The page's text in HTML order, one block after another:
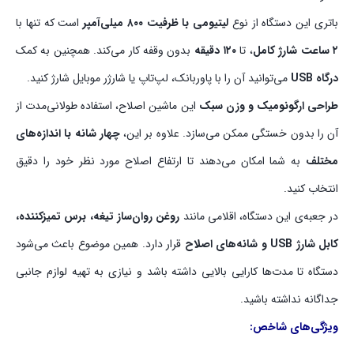
باتری این دستگاه از نوع لیتیومی با ظرفیت ۸۰۰ میلی‌آمپر
است که تنها با
۲ ساعت شارژ کامل
، تا۱۲۰ دقیقه
بدون وقفه کار می‌کند. همچنین به کمک
درگاه USB
می‌توانید آن را با پاوربانک، لپ‌تاپ یا شارژر موبایل شارژ کنید.
طراحی ارگونومیک و وزن سبک این ماشین اصلاح، استفاده طولانی‌مدت از
آن را بدون خستگی ممکن می‌سازد. علاوه بر این،چهار شانه با اندازه‌های
مختلف به شما امکان می‌دهند تا ارتفاع اصلاح مورد نظر خود را دقیق
انتخاب کنید.
در جعبه‌ی این دستگاه، اقلامی مانند روغن روان‌ساز تیغه، برس تمیزکننده،
کابل شارژ USB و شانه‌های اصلاح
قرار دارد. همین موضوع باعث می‌شود
دستگاه تا مدت‌ها کارایی بالایی داشته باشد و نیازی به تهیه لوازم جانبی
جداگانه نداشته باشید.
ویژگی‌های شاخص: